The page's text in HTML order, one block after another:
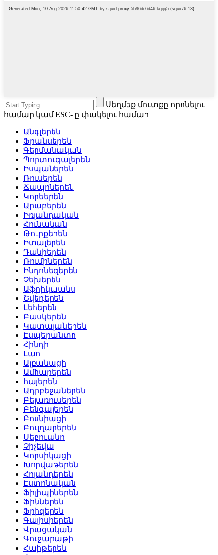
Սեղմեք մուտքը որոնելու
համար կամ ESC- ը փակելու համար
Անգլերեն
Ֆրանսերեն
Գերմանական
Պորտուգալերեն
Իսպաներեն
Ռուսերեն
Ճապոներեն
Կորեերեն
Արաբերեն
Իռլանդական
Հունական
Թուրքերեն
Իտալերեն
Դանիերեն
Ռումիներեն
Ինդոնեզերեն
Չեխերեն
Աֆրիկաանս
Շվեդերեն
Լեհերեն
Բասկերեն
Կատալաներեն
Էսպերանտո
Հինդի
Լաո
Ալբանացի
Ամհարերեն
հայերեն
Ադրբեջաներեն
Բելառուսերեն
Բենգալերեն
Բոսնիացի
Բուլղարերեն
Սեբուանո
Չիչեվա
Կորսիկացի
Խորվաթերեն
Հոլանդերեն
Էստոնական
Ֆիլիպիներեն
Ֆիններեն
Ֆրիզերեն
Գալիսիերեն
Վրացական
Գուջարաթի
Հաիթերեն